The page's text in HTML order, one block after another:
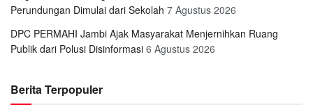
Perundungan Dimulai dari Sekolah 7 Agustus 2026
DPC PERMAHI Jambi Ajak Masyarakat Menjernihkan Ruang
Publik dari Polusi Disinformasi 6 Agustus 2026
Berita Terpopuler